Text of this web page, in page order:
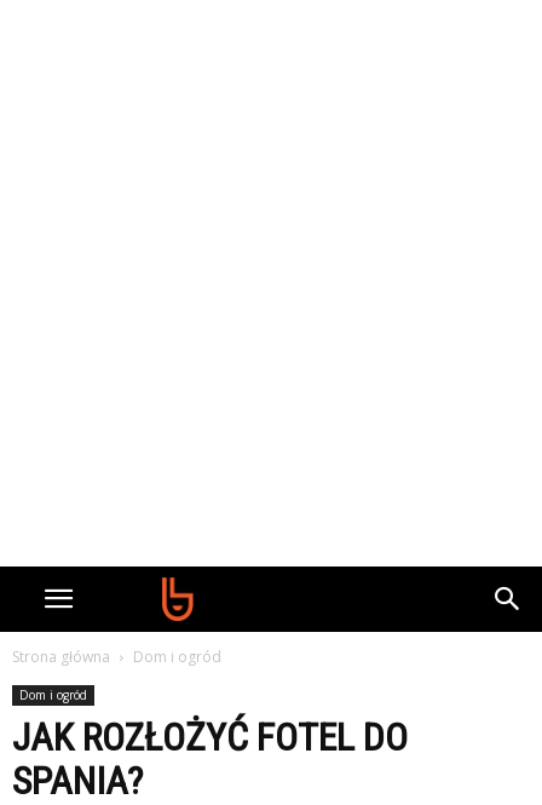
Strona główna Dom i ogród
Dom i ogród
JAK ROZŁOŻYĆ FOTEL DO
SPANIA?